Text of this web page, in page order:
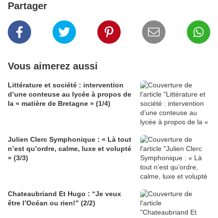
Partager
Vous aimerez aussi
Littérature et société : intervention
d’une conteuse au lycée à propos de
la « matière de Bretagne » (1/4)
Julien Clerc Symphonique : « Là tout
n’est qu’ordre, calme, luxe et volupté
» (3/3)
Chateaubriand Et Hugo : “Je veux
être l’Océan ou rien!” (2/2)